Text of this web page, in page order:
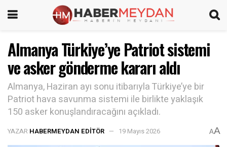
Almanya Türkiye’ye Patriot sistemi
ve asker gönderme kararı aldı
Almanya, Haziran ayı sonu itibarıyla Türkiye’ye bir
Patriot hava savunma sistemi ile birlikte yaklaşık
150 asker konuşlandıracağını açıkladı.
YAZAR HABERMEYDAN EDITÖR 19 Mayıs 2026 AA